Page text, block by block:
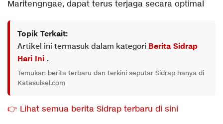
Maritengngae, dapat terus terjaga secara optimal
Topik Terkait:
Artikel ini termasuk dalam kategori Berita Sidrap
Hari Ini .
Temukan berita terbaru dan terkini seputar Sidrap hanya di
Katasulsel.com
👉 Lihat semua berita Sidrap terbaru di sini